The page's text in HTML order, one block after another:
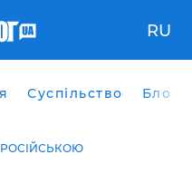
RU
Суспільство Блоги